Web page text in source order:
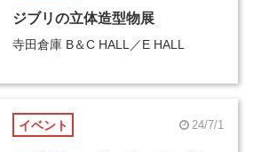
ジブリの立体造型物展
寺田倉庫 B＆C HALL／E HALL
イベント 24/7/1